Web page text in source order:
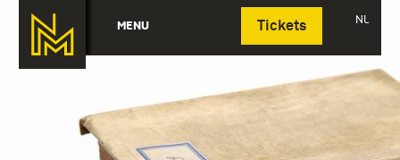
MENU Tickets NL
Deutsch